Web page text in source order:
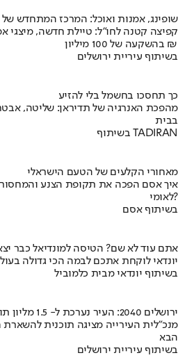
שופינג, אמנות ואוכל: המרכז המתחדש
קפיצה קטנה לחו"ל: טיילת חדשה, מיצגי
בהשקעה של 100 מיליון ₪
בשיתוף עיריית ירושלים
כך תחסכו בחשמל בלי להזיע
מהפכת האנרגיה של תדיראן: שליטה,
בבית
בשיתוף TADIRAN
מאחורי הקלעים של הטעם הישראלי
לאומי?
בשיתוף אסם
אתם עוד לא שם? הטיסה למונדיאל כבר
יונדאי לוקחת אתכם לבמה הכי גדולה
בשיתוף יונדאי מבית כלמוביל
ירושלים 2040: העיר נערכת ל- 1.5 מליון תושבים
מנכ"לית העירייה מציגה תוכנית להשארת
הבא
בשיתוף עיריית ירושלים